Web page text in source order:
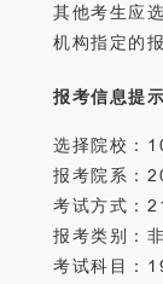
其他考生应
机构指定的
报考信息提示
选择院校：
报考院系：
考试方式：
报考类别：
考试科目：